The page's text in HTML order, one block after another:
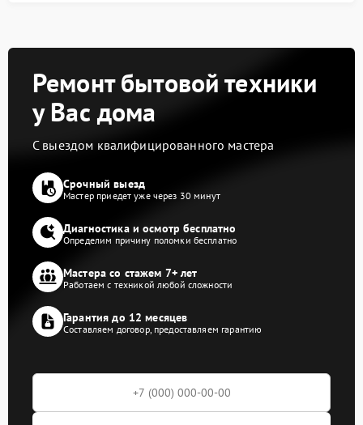
Ремонт бытовой техники
у Вас дома
С выездом квалифицированного мастера
Срочный выезд
Мастер приедет уже через 30 минут
Диагностика и осмотр бесплатно
Определим причину поломки бесплатно
Мастера со стажем 7+ лет
Работаем с техникой любой сложности
Гарантия до 12 месяцев
Составляем договор, предоставляем гарантию